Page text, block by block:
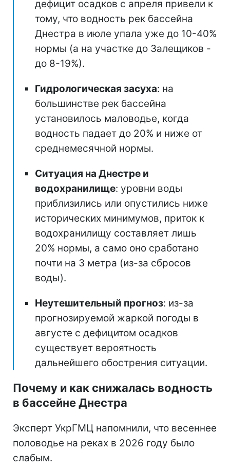
дефицит осадков с апреля привели к
тому, что водность рек бассейна
Днестра в июле упала уже до 10-40%
нормы (а на участке до Залещиков -
до 8-19%).
Гидрологическая засуха: на
большинстве рек бассейна
установилось маловодье, когда
водность падает до 20% и ниже от
среднемесячной нормы.
Ситуация на Днестре и
водохранилище: уровни воды
приблизились или опустились ниже
исторических минимумов, приток к
водохранилищу составляет лишь
20% нормы, а само оно сработано
почти на 3 метра (из-за сбросов
воды).
Неутешительный прогноз: из-за
прогнозируемой жаркой погоды в
августе с дефицитом осадков
существует вероятность
дальнейшего обострения ситуации.
Почему и как снижалась водность
в бассейне Днестра
Эксперт УкрГМЦ напомнили, что весеннее
половодье на реках в 2026 году было
слабым.